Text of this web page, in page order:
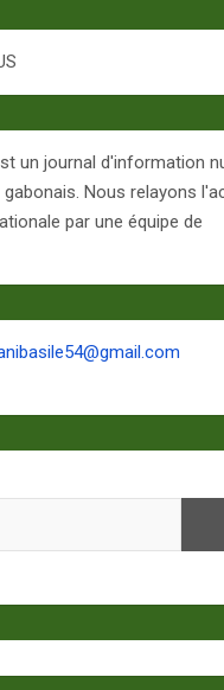
un journal d'information
gabonais. Nous relayons
par une équipe de